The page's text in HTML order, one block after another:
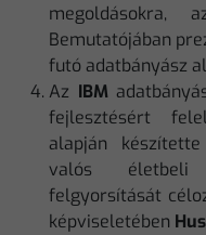
megoldásokra,
Bemutatójában
futó adatbányász
Az IBM
fejlesztésért
alapján
valós életbeli
felgyorsítását
képviseletében